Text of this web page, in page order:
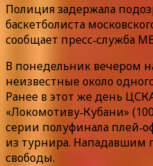
Полиция задержала
баскетболиста
сообщает пресс‑служба
В понедельник вечером
неизвестные около
Ранее в этот же день
«Локомотиву‑Кубани»
серии полуфинала
из турнира. Нападавшим
свободы.